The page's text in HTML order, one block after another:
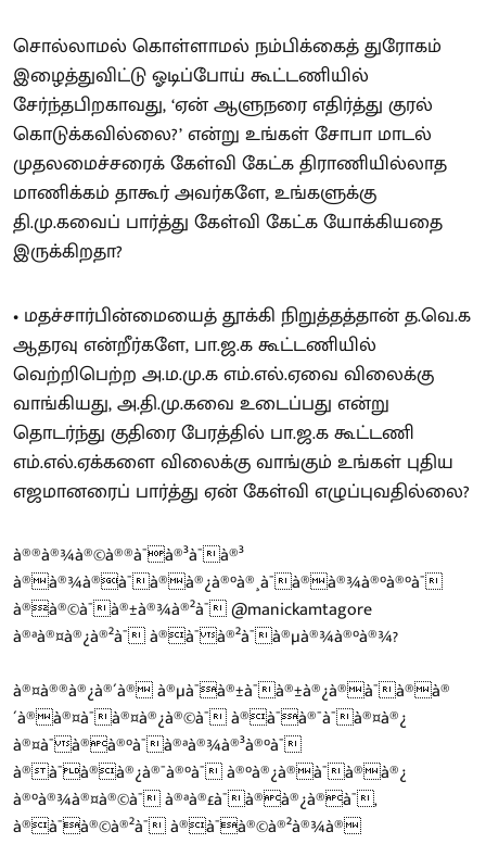
சொல்லாமல் கொள்ளாமல் நம்பிக்கைத் துரோகம்
இழைத்துவிட்டு ஓடிப்போய் கூட்டணியில்
சேர்ந்தபிறகாவது, ‘ஏன் ஆளுநரை எதிர்த்து குரல்
கொடுக்கவில்லை?’ என்று உங்கள் சோபா மாடல்
முதலமைச்சரைக் கேள்வி கேட்க திராணியில்லாத
மாணிக்கம் தாகூர் அவர்களே, உங்களுக்கு
தி.மு.கவைப் பார்த்து கேள்வி கேட்க யோக்கியதை
இருக்கிறதா?
• மதச்சார்பின்மையைத் தூக்கி நிறுத்தத்தான் த.வெ.க
ஆதரவு என்றீர்களே, பா.ஜ.க கூட்டணியில்
வெற்றிபெற்ற அ.ம.மு.க எம்.எல்.ஏவை விலைக்கு
வாங்கியது, அ.தி.மு.கவை உடைப்பது என்று
தொடர்ந்து குதிரை பேரத்தில் பா.ஜ.க கூட்டணி
எம்.எல்.ஏக்களை விலைக்கு வாங்கும் உங்கள் புதிய
எஜமானரைப் பார்த்து ஏன் கேள்வி எழுப்புவதில்லை?
à®®à®¾à®©à®®à¯à®³à¯à®³
à®à®¾à®à¯à®à®¿à®°à®¸à¯à®à®¾à®°à®°à¯
à®à®©à¯à®±à®¾à®²à¯@manickamtagore
à®ªà®¤à®¿à®²à¯ à®à¯à®²à¯à®µà®¾à®°à®¾?
à®¤à®®à®¿à®´à® à®µà¯à®±à¯à®±à®¿à®à¯à®à®
´à®à®¤à¯à®¤à®¿à®©à¯ à®à¯à®¯à¯à®¤à®¿
à®¤à¯à®à®°à¯à®ªà®¾à®³à®°à¯
à®à¯à®à®¿à®¯à®°à¯ à®°à®¿à®à¯à®à®¿
à®°à®¾à®¤à®©à¯ à®ªà®£à¯à®à®¿à®à¯,
à®à¯à®©à®²à¯ à®à¯à®©à®²à®¾à®